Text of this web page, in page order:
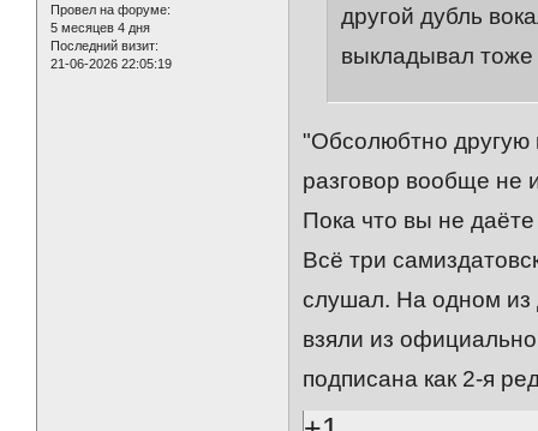
Провел на форуме:
5 месяцев 4 дня
Последний визит:
21-06-2026 22:05:19
другой дубль
выкладывал тоже
"Обсолюбтно другую
разговор вообще не
Пока что вы не даёте
Всё три
слушал. На одном из
взяли из
подписана как 2-я